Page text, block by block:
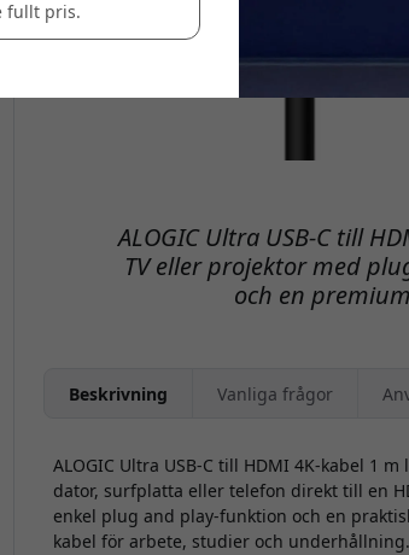
ALOGIC Ultra USB-C till
TV eller projektor med
och en
Beskrivning Vanliga frågor
ALOGIC Ultra USB-C till HDMI 4K-kabel 1
dator, surfplatta eller telefon direkt till en
enkel plug and play-funktion och en
kabel för arbete, studier och underhållning.
fullt pris.